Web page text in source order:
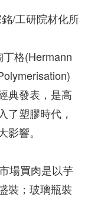
/工研院材化所
格(Hermann
典發表，是高
了塑膠時代，
響。
場買肉是以芋
裝；玻璃瓶裝